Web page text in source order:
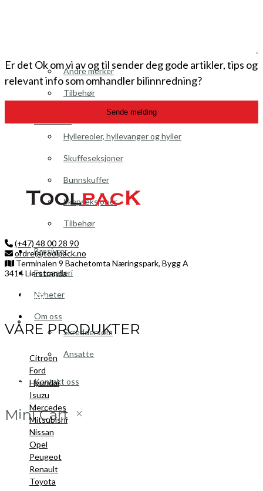
Andre merker
Tilbehør
Hyllereoler, hyllevanger og hyller
Skuffeseksjoner
Bunnskuffer
Skapseksjoner
Tilbehør
Brosjyrer
Fotogalleri
Nyheter
Om oss
Skreddersøm
Ansatte
Kontakt oss
Mini Cart
Er det Ok om vi av og til sender deg gode artikler, tips og
relevant info som omhandler bilinnredning?
Sende melding
(+47) 48 00 28 90
ordre(a)toolpack.no
Terminalen 9 Bachetomta Næringspark, Bygg A
3414 Lierstranda
Facebook
LinkedIn
Instagram
VÅRE PRODUKTER
Citroen
Ford
Hyundai
Isuzu
Mercedes
Mitsubishi
Nissan
Opel
Peugeot
Renault
Toyota